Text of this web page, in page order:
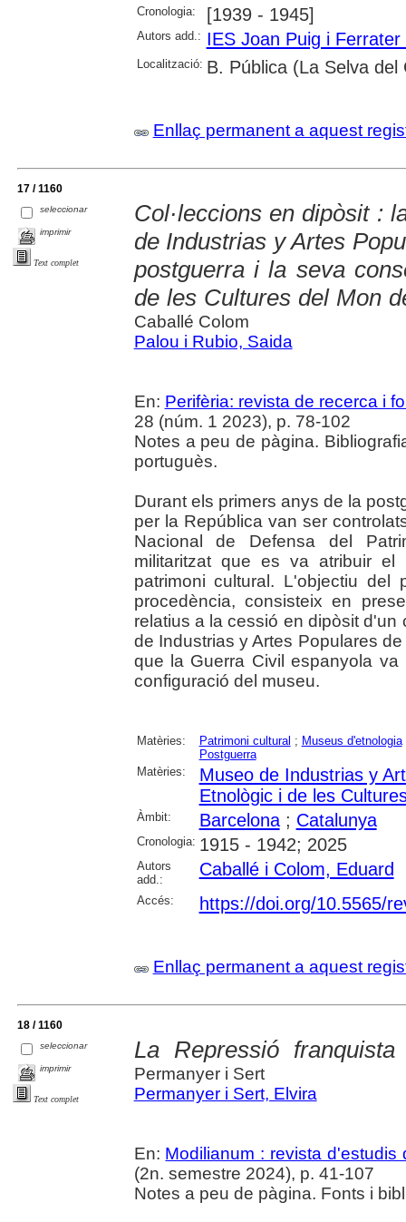
Cronologia: [1939 - 1945]
Autors add.: IES Joan Puig i
Localització: B. Pública (La Selva del
Enllaç permanent a aquest
17 / 1160
seleccionar
imprimir
Text complet
Col·leccions en dipòsit :
de Industrias y Artes
postguerra i la seva
de les Cultures del Mon
Caballé Colom
Palou i Rubio, Saida
En: Perifèria: revista de recerca i
28 (núm. 1 2023), p. 78-102
Notes a peu de pàgina.
portuguès.
Durant els primers anys de la
per la República van ser
Nacional de Defensa del
militaritzat que es va atribuir
patrimoni cultural. L'objectiu del
procedència, consisteix en
relatius a la cessió en dipòsit
de Industrias y Artes Populares
que la Guerra Civil espanyola
configuració del museu.
Matèries: Patrimoni cultural ; Museus d'etnologia
Postguerra
Matèries:
Museo de Industrias y
Etnològic i de les
Àmbit: Barcelona; Catalunya
Cronologia: 1915 - 1942; 2025
Autors
add.:
Caballé i Colom, Eduard
Accés: https://doi.org/10.5565/
Enllaç permanent a aquest
18 / 1160
seleccionar
imprimir
Text complet
La Repressió
Permanyer i Sert
Permanyer i Sert, Elvira
En: Modilianum : revista d'estudis
(2n. semestre 2024), p. 41-107
Notes a peu de pàgina. Fonts i